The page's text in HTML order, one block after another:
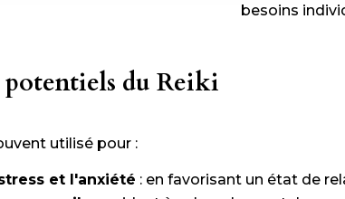
besoins
du Reiki
utilisé pour :
et l'anxiété : en favorisant un état de